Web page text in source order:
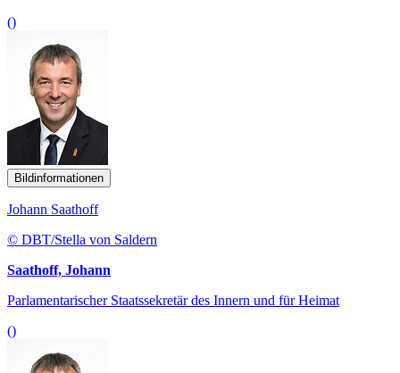
()
Bildinformationen
Johann Saathoff
© DBT/Stella von Saldern
Saathoff, Johann
Parlamentarischer Staatssekretär des Innern und für Heimat
()